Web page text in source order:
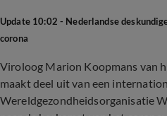
Update 10:02 - Nederlandse
corona
Viroloog Marion Koopmans van
maakt deel uit van een
Wereldgezondheidsorganisatie